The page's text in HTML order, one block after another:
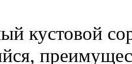
кустовой